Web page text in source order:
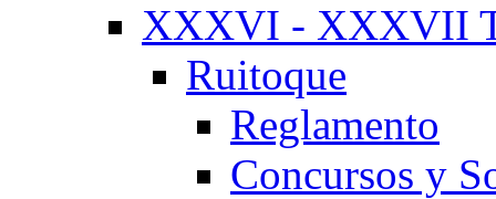
XXXVI - XXXVII
Ruitoque
Reglamento
Concursos y